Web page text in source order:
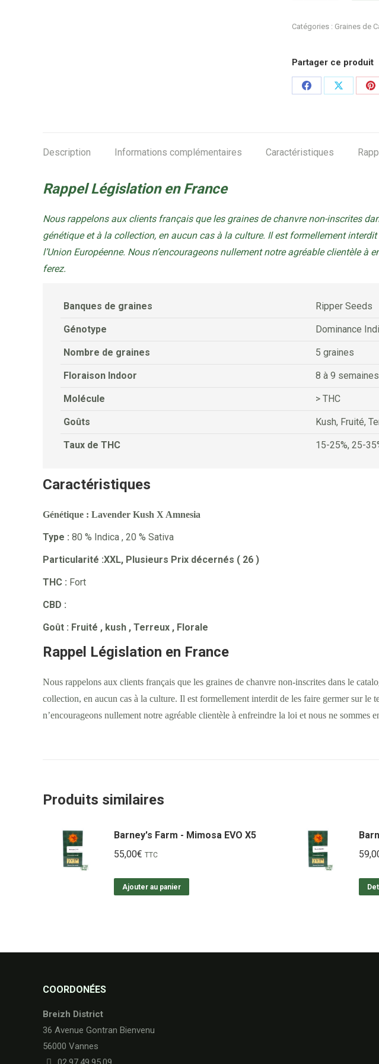
Seeds
Zombie
Kush
Fem
Catégories : Graines de
Partager ce produit
Share
Share
Description Informations complémentaires Caractéristiques
Rappel Législation en France
Nous rappelons aux clients français que les graines de chanvre non-inscrites
génétique et à la collection, en aucun cas à la culture. Il est formellement
l’Union Européenne. Nous n’encourageons nullement notre agréable clientèle
ferez.
Banques de graines Ripper Seeds
Génotype Dominance
Nombre de graines 5 graines
Floraison Indoor 8 à 9 semaines
Molécule > THC
Goûts Kush, Fruité,
Taux de THC 15-25%, 25-
Caractéristiques
Génétique : Lavender Kush X Amnesia
Type : 80 % Indica , 20 % Sativa
Particularité :XXL, Plusieurs Prix décernés ( 26 )
THC : Fort
CBD :
Goût : Fruité , kush , Terreux , Florale
Rappel Législation en France
Nous rappelons aux clients français que les graines de chanvre non-inscrites dans le
collection, en aucun cas à la culture. Il est formellement interdit de les faire germer sur
n’encourageons nullement notre agréable clientèle à enfreindre la loi et nous ne sommes
Produits similaires
Barney's Farm - Mimosa EVO X5
55,00€ TTC
Ajouter au panier
COORDONÉES
Breizh District
36 Avenue Gontran Bienvenu
56000 Vannes